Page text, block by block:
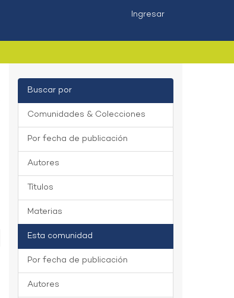
Ingresar
Buscar por
Comunidades & Colecciones
Por fecha de publicación
Autores
Títulos
Materias
Esta comunidad
Por fecha de publicación
Autores